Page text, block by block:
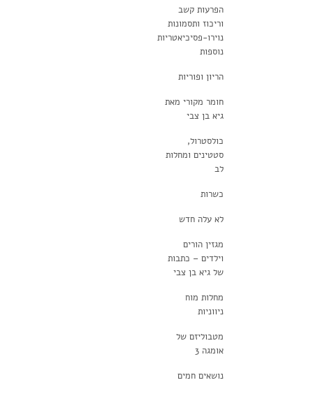
הפרעות קשב
וריכוז ותסמונות
נוירו-פסיכיאטריות
נוספות
הריון ופוריות
חומר מקורי מאת
גיא בן צבי
כולסטרול,
סטטינים ומחלות
לב
כשרות
לא עלה חדש
מגזין הורים
וילדים – כתבות
של גיא בן צבי
מחלות מוח
ניווניות
מטבוליזם של
אומגה 3
נושאים חמים